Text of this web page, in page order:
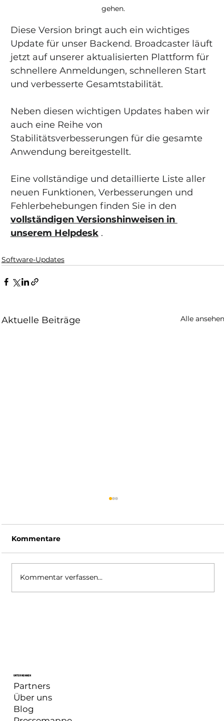
gehen.
Diese Version bringt auch ein wichtiges
Update für unser Backend. Broadcaster läuft
jetzt auf unserer aktualisierten Plattform für
schnellere Anmeldungen, schnelleren Start
und verbesserte Gesamtstabilität.
Neben diesen wichtigen Updates haben wir
auch eine Reihe von
Stabilitätsverbesserungen für die gesamte
Anwendung bereitgestellt.
Eine vollständige und detaillierte Liste aller
neuen Funktionen, Verbesserungen und
Fehlerbehebungen finden Sie in den
vollständigen Versionshinweisen in
unserem Helpdesk .
Software-Updates
Aktuelle Beiträge Alle
Kommentare
Kommentar verfassen...
UNTERNEHMEN
Blog
Partners
Über uns